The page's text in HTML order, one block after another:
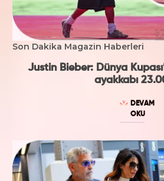
Son Dakika Magazin Haberleri
Justin Bieber: Dünya
ayakkabı
DEVAM
OKU